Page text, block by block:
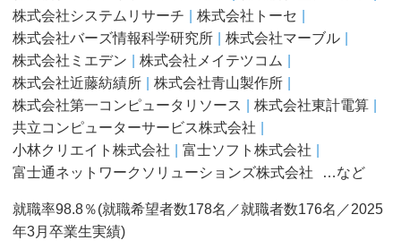
株式会社システムリサーチ
株式会社トーセ
株式会社バーズ情報科学研究所
株式会社マーブル
株式会社ミエデン
株式会社メイテツコム
株式会社近藤紡績所
株式会社青山製作所
株式会社第一コンピュータリソース
株式会社東計電算
共立コンピューターサービス株式会社
小林クリエイト株式会社
富士ソフト株式会社
富士通ネットワークソリューションズ株式会社
…など
就職率98.8％(就職希望者数178名／就職者数176名／2025
年3月卒業生実績)